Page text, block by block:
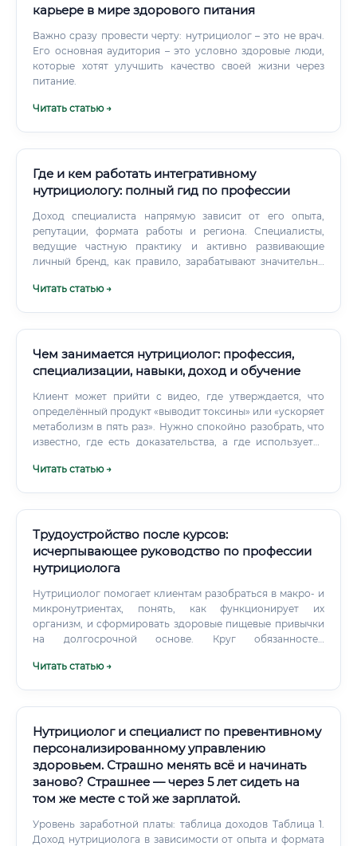
карьере в мире здорового питания
Важно сразу провести черту: нутрициолог – это не врач.
Его основная аудитория – это условно здоровые люди,
которые хотят улучшить качество своей жизни через
питание.
Читать статью →
Где и кем работать интегративному
нутрициологу: полный гид по профессии
Доход специалиста напрямую зависит от его опыта,
репутации, формата работы и региона. Специалисты,
ведущие частную практику и активно развивающие
личный бренд, как правило, зарабатывают значительно
Читать статью →
Чем занимается нутрициолог: профессия,
специализации, навыки, доход и обучение
Клиент может прийти с видео, где утверждается, что
определённый продукт «выводит токсины» или «ускоряет
метаболизм в пять раз». Нужно спокойно разобрать, что
известно, где есть доказательства, а где используется
Читать статью →
Трудоустройство после курсов:
исчерпывающее руководство по профессии
нутрициолога
Нутрициолог помогает клиентам разобраться в макро- и
микронутриентах, понять, как функционирует их
организм, и сформировать здоровые пищевые привычки
на долгосрочной основе. Круг обязанностей
зависимости от места работы. Таблица 1: Основные
Читать статью →
Нутрициолог и специалист по превентивному
персонализированному управлению
здоровьем. Страшно менять всё и начинать
заново? Страшнее — через 5 лет сидеть на
том же месте с той же зарплатой.
Уровень заработной платы: таблица доходов Таблица 1.
Доход нутрициолога в зависимости от опыта и формата